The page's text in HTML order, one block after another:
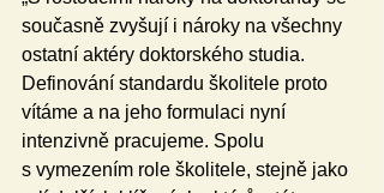
současně zvyšují i nároky na všechny
ostatní aktéry doktorského studia.
Definování standardu školitele proto
vítáme a na jeho formulaci nyní
intenzivně pracujeme. Spolu
s vymezením role školitele, stejně jako